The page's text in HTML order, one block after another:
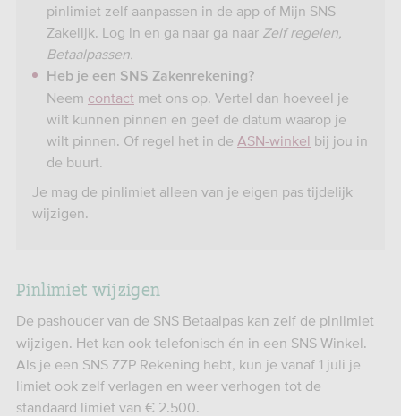
pinlimiet zelf aanpassen in de app of Mijn SNS
Zakelijk. Log in en ga naar ga naar Zelf regelen,
Betaalpassen.
Heb je een SNS Zakenrekening?
Neem contact met ons op. Vertel dan hoeveel je
wilt kunnen pinnen en geef de datum waarop je
wilt pinnen. Of regel het in de ASN-winkel bij jou in
de buurt.
Je mag de pinlimiet alleen van je eigen pas tijdelijk
wijzigen.
Pinlimiet wijzigen
De pashouder van de SNS Betaalpas kan zelf de pinlimiet
wijzigen. Het kan ook telefonisch én in een SNS Winkel.
Als je een SNS ZZP Rekening hebt, kun je vanaf 1 juli je
limiet ook zelf verlagen en weer verhogen tot de
standaard limiet van € 2.500.